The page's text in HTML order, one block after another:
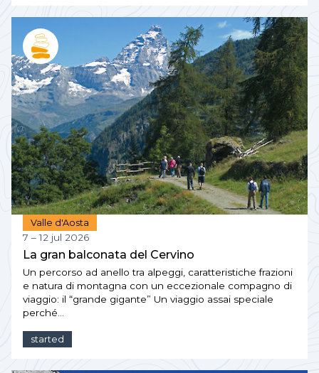
Valle d'Aosta
7 – 12 jul 2026
La gran balconata del Cervino
Un percorso ad anello tra alpeggi, caratteristiche frazioni
e natura di montagna con un eccezionale compagno di
viaggio: il “grande gigante” Un viaggio assai speciale
perché…
started